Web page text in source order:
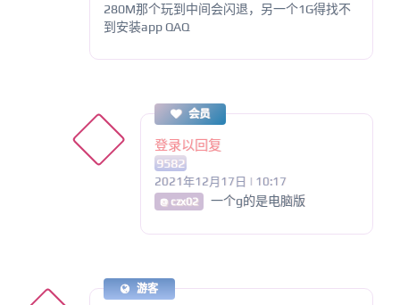
280M那个玩到中间会闪退，另一个1G得找不
到安装app QAQ
会员
登录以回复
9582
2021年12月17日 | 10:17
@ czx02 一个g的是电脑版
游客